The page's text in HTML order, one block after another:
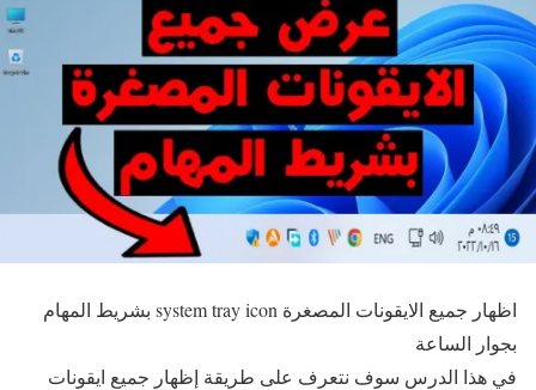
اظهار جميع الايقونات المصغرة system tray icon بشريط المهام
بجوار الساعة
في هذا الدرس سوف نتعرف على طريقة إظهار جميع ايقونات